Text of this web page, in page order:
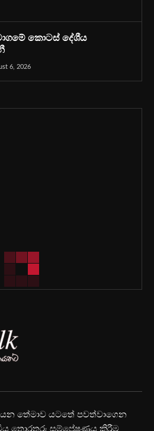
කොටස් දේශීය
6, 2026
යන තේමාව යටතේ පවත්වාගෙන
තොරතුරු සම්ප්‍රේෂණය කිරීම